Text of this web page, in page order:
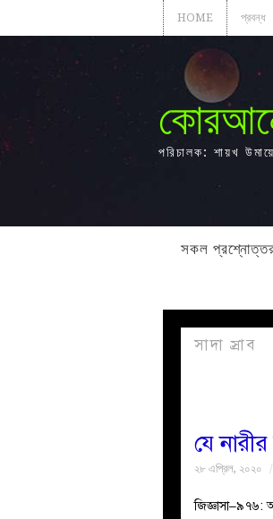
HOME প্রবন্ধ
পরিচালক: শায়খ
সকল
সাদা স্রাব
যে
২৮ এপ্রিল, ২০২০
জিজ্ঞাসা–৯৭৬: